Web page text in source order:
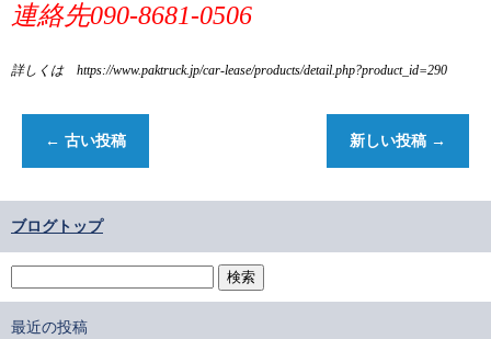
連絡先090-8681-0506
詳しくは https://www.paktruck.jp/car-lease/products/detail.php?product_id=290
← 古い投稿 新しい投稿 →
ブログトップ
最近の投稿